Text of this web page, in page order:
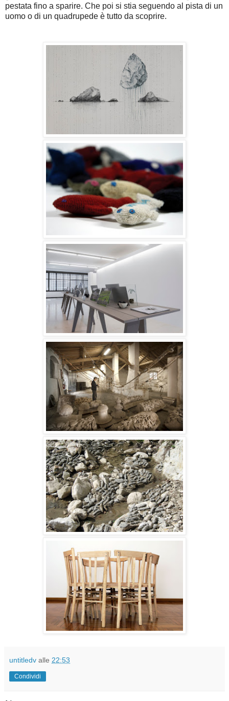
pestata fino a sparire. Che poi si stia seguendo al pista di un
uomo o di un quadrupede è tutto da scoprire.
untitledv alle 22:53
Condividi